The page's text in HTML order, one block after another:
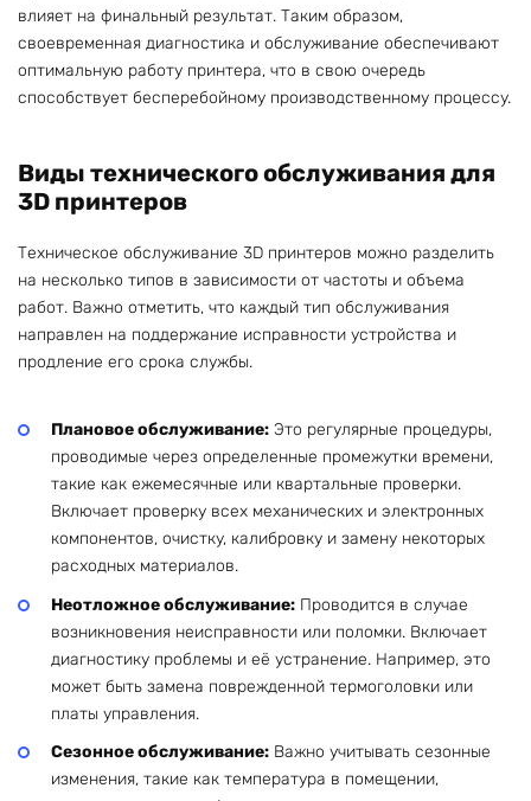
влияет на финальный результат. Таким образом,
своевременная диагностика и обслуживание обеспечивают
оптимальную работу принтера, что в свою очередь
способствует бесперебойному производственному процессу.
Виды технического обслуживания для
3D принтеров
Техническое обслуживание 3D принтеров можно разделить
на несколько типов в зависимости от частоты и объема
работ. Важно отметить, что каждый тип обслуживания
направлен на поддержание исправности устройства и
продление его срока службы.
Плановое обслуживание: Это регулярные процедуры,
проводимые через определенные промежутки времени,
такие как ежемесячные или квартальные проверки.
Включает проверку всех механических и электронных
компонентов, очистку, калибровку и замену некоторых
расходных материалов.
Неотложное обслуживание: Проводится в случае
возникновения неисправности или поломки. Включает
диагностику проблемы и её устранение. Например, это
может быть замена поврежденной термоголовки или
платы управления.
Сезонное обслуживание: Важно учитывать сезонные
изменения, такие как температура в помещении,